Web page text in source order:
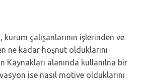
kurum çalışanlarının işlerinden ve
ne kadar hoşnut olduklarını
Kaynakları alanında kullanılna bir
ise nasıl motive olduklarını